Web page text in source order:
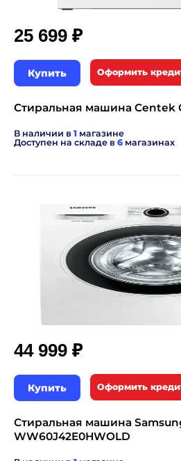
25 699 ₽
Купить Оформить
Стиральная машина Centek
В наличии в 1 магазине
Доступен на складе в 6 магазинах
44 999 ₽
Купить Оформить
Стиральная машина
WW60J42E0HWOLD